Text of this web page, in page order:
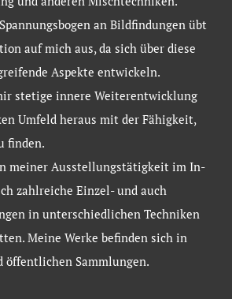
an Bildfindungen übt
auf mich aus, da sich über diese
Aspekte entwickeln.
stetige innere Weiterentwicklung
Umfeld heraus mit der Fähigkeit,
finden.
meiner Ausstellungstätigkeit im In-
zahlreiche Einzel- und auch
in unterschiedlichen Techniken
Meine Werke befinden sich in
Sammlungen.